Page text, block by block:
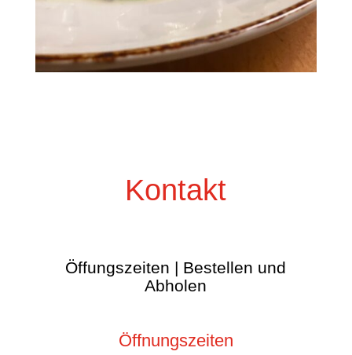
Kontakt
Öffungszeiten | Bestellen und
Abholen
Öffnungszeiten